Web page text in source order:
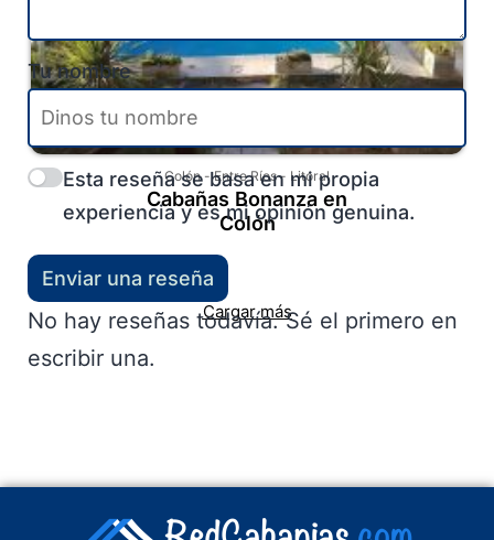
Colón-Entre Ríos- Litoral
Cabañas Bonanza en
Colón
Cargar más
Tu nombre
Esta reseña se basa en mi propia
experiencia y es mi opinión genuina.
Enviar una reseña
No hay reseñas todavía. Sé el primero en
escribir una.